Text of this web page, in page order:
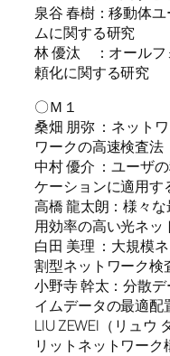
泉谷 春樹：移動体
ムに関する研究
林 優汰 ：オールフ
頼化に関する研究
〇Ｍ１
桑畑 朋弥 ：ネット
ワークの高速検査法
中村 優介 ：ユーザ
ケーションに適用
高橋 龍太朗：様々
用効率の高い光ネッ
白田 美理 ：大規模
割型ネットワーク検
小野寺 幹太：分散
イムデータの最適配
LIU ZEWEI（リュウ
リットネットワーク